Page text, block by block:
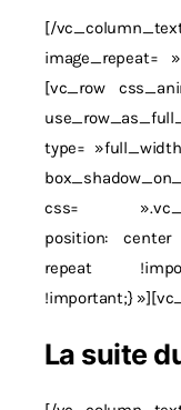
[/
image_repeat=
[vc_row
type=
css=
position: center
repeat
!important;}
La suite